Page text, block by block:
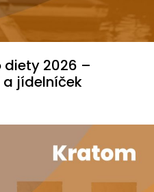
diety 2026 –
a jídelníček